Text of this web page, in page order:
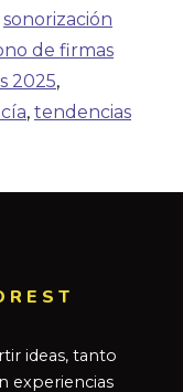
sonorización
de firmas
2025,
, tendencias
ideas, tanto
experiencias